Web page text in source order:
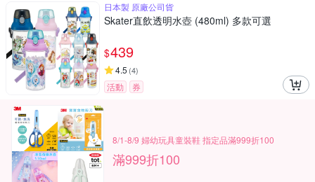
日本製 原廠公司貨
Skater直飲透明水壺 (480ml) 多款可選
$439
4.5 (4)
活動 券
8/1-8/9 婦幼玩具童裝鞋 指定品滿999折100
滿999折100